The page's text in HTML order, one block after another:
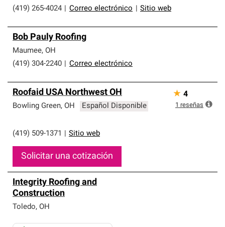
(419) 265-4024
Correo electrónico Sitio web
Bob Pauly Roofing
Maumee, OH
(419) 304-2240
Correo electrónico
Roofaid USA Northwest OH
Bowling Green, OH Español Disponible
(419) 509-1371 Sitio web
Solicitar una cotización
★ 4
1 reseñas
Integrity Roofing and
Construction
Toledo, OH